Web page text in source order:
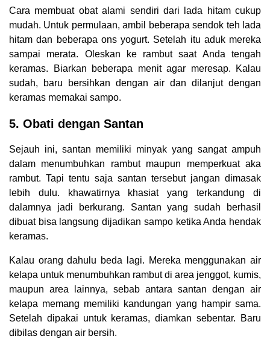
Cara membuat obat alami sendiri dari lada hitam cukup
mudah. Untuk permulaan, ambil beberapa sendok teh lada
hitam dan beberapa ons yogurt. Setelah itu aduk mereka
sampai merata. Oleskan ke rambut saat Anda tengah
keramas. Biarkan beberapa menit agar meresap. Kalau
sudah, baru bersihkan dengan air dan dilanjut dengan
keramas memakai sampo.
5. Obati dengan Santan
Sejauh ini, santan memiliki minyak yang sangat ampuh
dalam menumbuhkan rambut maupun memperkuat aka
rambut. Tapi tentu saja santan tersebut jangan dimasak
lebih dulu. khawatirnya khasiat yang terkandung di
dalamnya jadi berkurang. Santan yang sudah berhasil
dibuat bisa langsung dijadikan sampo ketika Anda hendak
keramas.
Kalau orang dahulu beda lagi. Mereka menggunakan air
kelapa untuk menumbuhkan rambut di area jenggot, kumis,
maupun area lainnya, sebab antara santan dengan air
kelapa memang memiliki kandungan yang hampir sama.
Setelah dipakai untuk keramas, diamkan sebentar. Baru
dibilas dengan air bersih.